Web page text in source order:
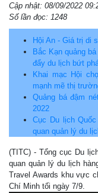
Cập nhật: 08/09/2022
Số lần đọc: 1248
Hội An - Giá trị di
Bắc Kạn quảng
đẩy du lịch bứt
Khai mạc Hội
mạnh mẽ thị
Quảng bá đậm
2022
Cục Du lịch
quan quản lý du
(TITC) - Tổng cục Du
quan quản lý du lịch
Travel Awards khu vực
Chí Minh tối ngày 7/9.